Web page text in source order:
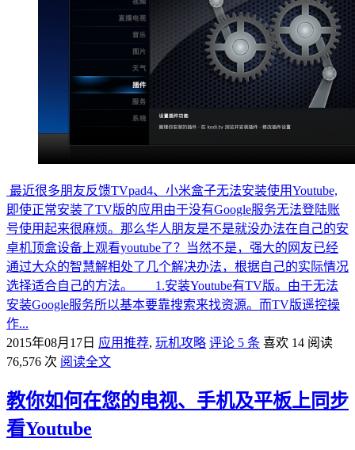
最近很多朋友反馈TVpad4、小米盒子无法安装使用Youtube,
即使正常安装了TV版的应用由于没有Google服务无法登陆账
号使用起来很麻烦。那么华人朋友是不是就没办法在自己的安
卓机顶盒设备上观看youtube了？当然不是，强大的网友已经
通过大众的智慧解相处了几个解决办法，根据自己的实际情况
选择适合自己的方法。 1.安装Youtube有TV版。由于无法
安装Google服务所以基本要靠搜索来找资源。而TV版遥控操
作...
2015年08月17日 应用推荐, 玩机攻略 评论 5 条 喜欢 14 阅读
76,576 次 阅读全文
教你如何在您的电视、手机及平板上同步
看Youtube